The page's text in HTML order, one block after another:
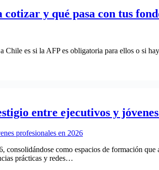
y qué pasa con tus
Chile es si la AFP es obligatoria para ellos o si
entre ejecutivos y
como espacios de formación
prácticas y redes…